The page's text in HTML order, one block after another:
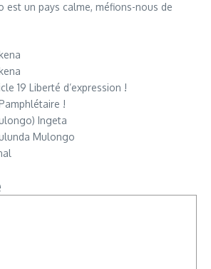
est un pays calme, méfions-nous de
19 Liberté d’expression !
!
Ingeta
Mulongo